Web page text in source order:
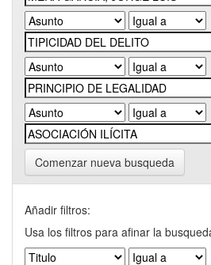
Comenzar nueva busqueda
Añadir filtros:
Usa los filtros para afinar la